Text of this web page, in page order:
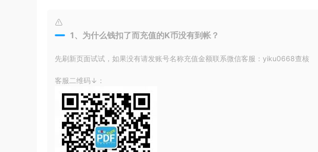
1、为什么钱扣了而充值的K币没有到帐？
先刷新页面试试，如果没有请发账号名称充值金额联系微信客服：yiku0668查核
客服二维码↓：